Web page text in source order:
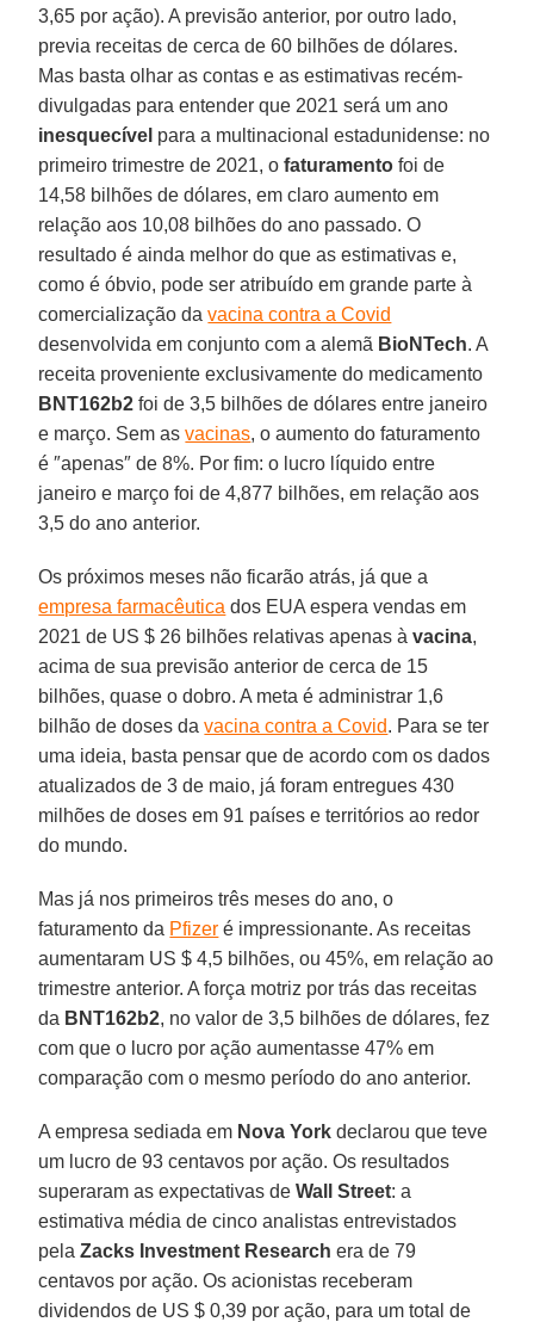
3,65 por ação). A previsão anterior, por outro lado,
previa receitas de cerca de 60 bilhões de dólares.
Mas basta olhar as contas e as estimativas recém-
divulgadas para entender que 2021 será um ano
inesquecível para a multinacional estadunidense: no
primeiro trimestre de 2021, ofaturamento foi de
14,58 bilhões de dólares, em claro aumento em
relação aos 10,08 bilhões do ano passado. O
resultado é ainda melhor do que as estimativas e,
como é óbvio, pode ser atribuído em grande parte à
comercialização davacina contra a Covid
desenvolvida em conjunto com a alemã BioNTech. A
receita proveniente exclusivamente do medicamento
BNT162b2 foi de 3,5 bilhões de dólares entre janeiro
e março. Sem asvacinas, o aumento do faturamento
é ″apenas″ de 8%. Por fim: o lucro líquido entre
janeiro e março foi de 4,877 bilhões, em relação aos
3,5 do ano anterior.
Os próximos meses não ficarão atrás, já que a
empresa farmacêutica dos EUA espera vendas em
2021 de US $ 26 bilhões relativas apenas àvacina,
acima de sua previsão anterior de cerca de 15
bilhões, quase o dobro. A meta é administrar 1,6
bilhão de doses davacina contra a Covid. Para se ter
uma ideia, basta pensar que de acordo com os dados
atualizados de 3 de maio, já foram entregues 430
milhões de doses em 91 países e territórios ao redor
do mundo.
Mas já nos primeiros três meses do ano, o
faturamento da Pfizer é impressionante. As receitas
aumentaram US $ 4,5 bilhões, ou 45%, em relação ao
trimestre anterior. A força motriz por trás das receitas
da BNT162b2, no valor de 3,5 bilhões de dólares, fez
com que o lucro por ação aumentasse 47% em
comparação com o mesmo período do ano anterior.
A empresa sediada em Nova York declarou que teve
um lucro de 93 centavos por ação. Os resultados
superaram as expectativas deWall Street: a
estimativa média de cinco analistas entrevistados
pelaZacks Investment Research era de 79
centavos por ação. Os acionistas receberam
dividendos de US $ 0,39 por ação, para um total de